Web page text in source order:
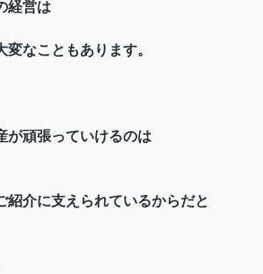
経営は
なこともあります。
が頑張っていけるのは
紹介に支えられているからだと